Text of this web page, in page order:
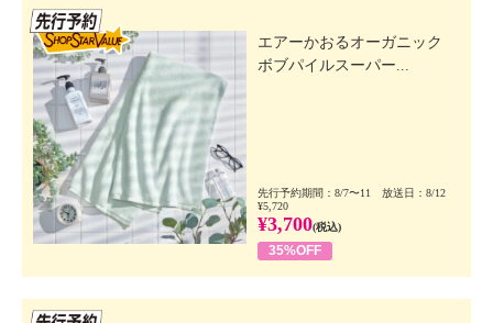
エアーかおるオーガニック
ボブパイルスーパー...
先行予約期間：8/7〜11 放送日：8/12
¥5,720
¥3,700(税込)
35%OFF